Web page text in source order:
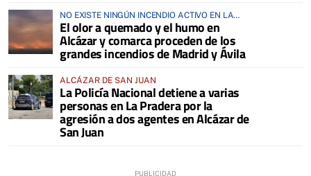
NO EXISTE NINGÚN INCENDIO ACTIVO EN LA
COMARCA
El olor a quemado y el humo en
Alcázar y comarca proceden de los
grandes incendios de Madrid y Ávila
ALCÁZAR DE SAN JUAN
La Policía Nacional detiene a varias
personas en La Pradera por la
agresión a dos agentes en Alcázar de
San Juan